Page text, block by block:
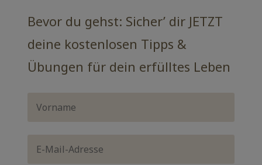
Bevor du gehst: Sicher’ dir JETZT
deine kostenlosen Tipps &
Übungen für dein erfülltes Leben